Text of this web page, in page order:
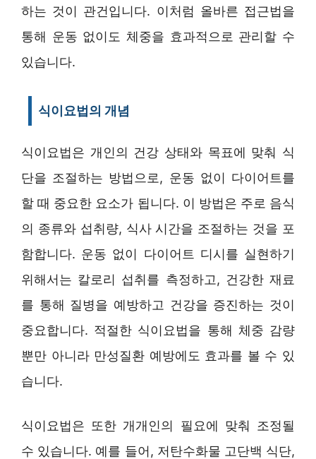
하는 것이 관건입니다. 이처럼 올바른 접근법을
통해 운동 없이도 체중을 효과적으로 관리할 수
있습니다.
식이요법의 개념
식이요법은 개인의 건강 상태와 목표에 맞춰 식
단을 조절하는 방법으로, 운동 없이 다이어트를
할 때 중요한 요소가 됩니다. 이 방법은 주로 음식
의 종류와 섭취량, 식사 시간을 조절하는 것을 포
함합니다. 운동 없이 다이어트 디시를 실현하기
위해서는 칼로리 섭취를 측정하고, 건강한 재료
를 통해 질병을 예방하고 건강을 증진하는 것이
중요합니다. 적절한 식이요법을 통해 체중 감량
뿐만 아니라 만성질환 예방에도 효과를 볼 수 있
습니다.
식이요법은 또한 개개인의 필요에 맞춰 조정될
수 있습니다. 예를 들어, 저탄수화물 고단백 식단,